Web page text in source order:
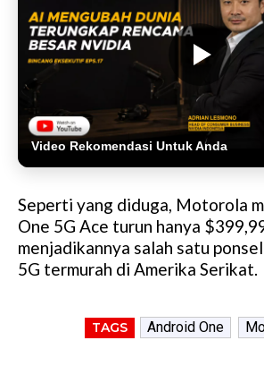
Video Rekomendasi Untuk Anda
Seperti yang diduga, Motorola
One 5G Ace turun hanya
menjadikannya salah satu
5G termurah di Amerika Serikat.
TAGS Android One